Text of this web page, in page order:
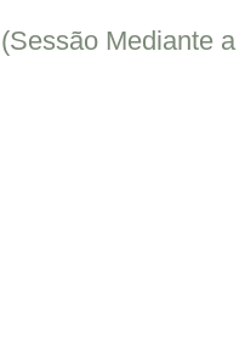
Mediante a